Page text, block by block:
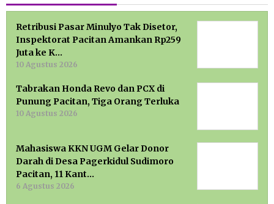
Retribusi Pasar Minulyo Tak Disetor,
Inspektorat Pacitan Amankan Rp259
Juta ke K…
10 Agustus 2026
Tabrakan Honda Revo dan PCX di
Punung Pacitan, Tiga Orang Terluka
10 Agustus 2026
Mahasiswa KKN UGM Gelar Donor
Darah di Desa Pagerkidul Sudimoro
Pacitan, 11 Kant…
6 Agustus 2026